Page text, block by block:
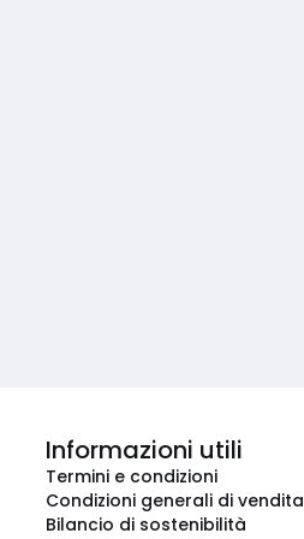
Informazioni utili
Termini e condizioni
Condizioni generali di vendita
Bilancio di sostenibilità